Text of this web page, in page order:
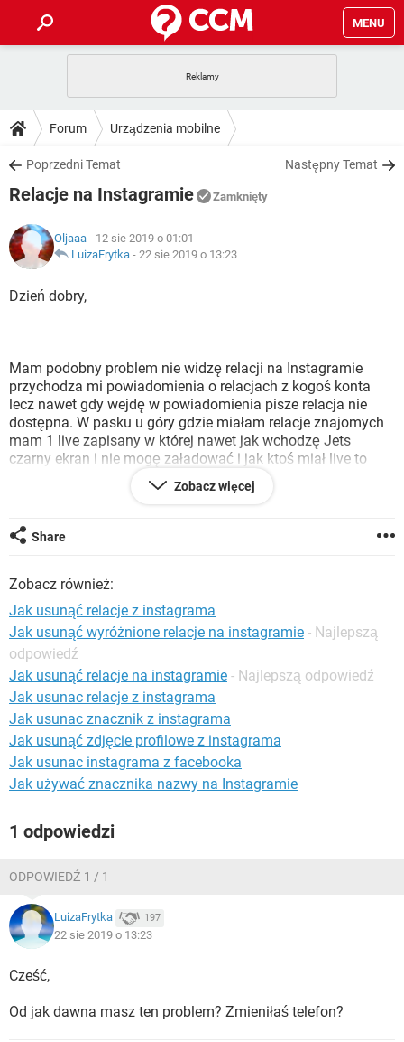
MENU
GRY WHATSAPP
SPOTIFY
INSTAGRAM FACEBOOK
WINDOWS 10
PORADY
PlayStation TIKTOK
INSTAGRAM
WINDOWS 10
DO POBRANIA
ANDROID TIKTOK
GRY
IOS NETFLIX
INSTAGRAM
FORUM
COVID-19
GRY
SPOTIFY
WINDOWS 10
ARTYKUŁY
COVID-19
INSTAGRAM FACEBOOK
WINDOWS 10
Forum Urządzenia mobilne
Poprzedni Temat Następny Temat
Relacje na Instagramie Zamknięty
Oljaaa - 12 sie 2019 o 01:01
LuizaFrytka - 22 sie 2019 o 13:23
Dzień dobry,
Mam podobny problem nie widzę relacji na Instagramie
przychodza mi powiadomienia o relacjach z kogoś konta
lecz nawet gdy wejdę w powiadomienia pisze relacja nie
dostępna. W pasku u góry gdzie miałam relacje znajomych
mam 1 live zapisany w której nawet jak wchodzę Jets
czarny ekran i nie mogę załadować i jak ktoś miał live to
właśnie tam zamiast relacji dochodzą zapisy których nie
mogę oglądać.Nawet jak wchodzę na konto tej osoby której
nic nie daje . Wyłączyłam telefon i
włączyłam.odinstalowalam insta I zainstalowałam z
telefonie na laptopie mogę oglądać.Mam dobry internet.
Pamięć w telefonie też mam niewiem co się stało to od kilku
dni. POMOCY !!!!!!! WAŻNE
Zobacz więcej
Share
Zobacz również:
Jak usunąć relacje z instagrama
Jak usunąć wyróżnione relacje na instagramie - Najlepszą
odpowiedź
Jak usunąć relacje na instagramie - Najlepszą odpowiedź
Jak usunac relacje z instagrama
Jak usunac znacznik z instagrama
Jak usunąć zdjęcie profilowe z instagrama
Jak usunac instagrama z facebooka
Jak używać znacznika nazwy na Instagramie
1 odpowiedzi
ODPOWIEDŹ 1 / 1
LuizaFrytka 197
22 sie 2019 o 13:23
Cześć,
Od jak dawna masz ten problem? Zmieniłaś telefon?